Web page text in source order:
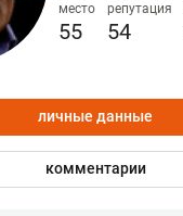
место
55
репутация
54
личные данные
комментарии